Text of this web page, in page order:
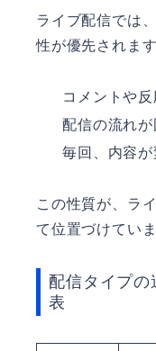
ライブ配信では
性が優先されます
コメントや
配信の流れ
毎回、内容
この性質が、ラ
て位置づけていま
配信タイプの
表